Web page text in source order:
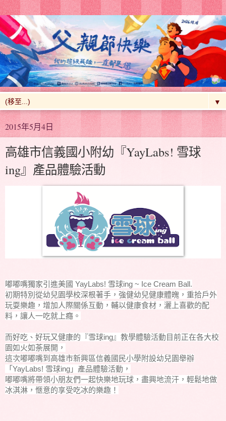
▼
2015年5月4日
高雄市信義國小附幼『YayLabs! 雪球
ing』產品體驗活動
嘟嘟嘴獨家引進美國 YayLabs! 雪球ing ~ Ice Cream Ball.
初期特別從幼兒園學校深根著手，強健幼兒健康體魄，重拾戶外
玩耍樂趣，增加人際關係互動，輔以健康食材，灑上喜歡的配
料，讓人一吃就上癮。
而好吃、好玩又健康的『雪球ing』教學體驗活動目前正在各大校
園如火如荼展開，
這次嘟嘟嘴到高雄市新興區信義國民小學附設幼兒園舉辦
「YayLabs! 雪球ing」產品體驗活動，
嘟嘟嘴將帶領小朋友們一起快樂地玩球，盡興地流汗，輕鬆地做
冰淇淋，愜意的享受吃冰的樂趣！